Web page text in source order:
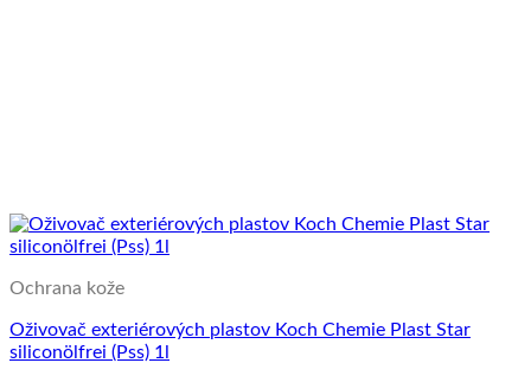
Ochrana kože
Oživovač exteriérových plastov Koch Chemie Plast Star
siliconölfrei (Pss) 1l